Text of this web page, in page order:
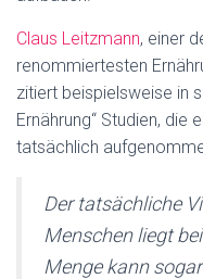
Claus Leitzmann, einer
renommiertesten
zitiert beispielsweise in
Ernährung“ Studien, die
tatsächlich
Der tatsächliche
Menschen liegt
Menge kann